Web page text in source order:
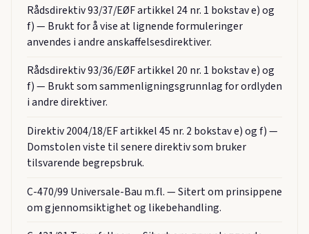
Rådsdirektiv 93/37/EØF artikkel 24 nr. 1 bokstav e) og
f) — Brukt for å vise at lignende formuleringer
anvendes i andre anskaffelsesdirektiver.
Rådsdirektiv 93/36/EØF artikkel 20 nr. 1 bokstav e) og
f) — Brukt som sammenligningsgrunnlag for ordlyden
i andre direktiver.
Direktiv 2004/18/EF artikkel 45 nr. 2 bokstav e) og f) —
Domstolen viste til senere direktiv som bruker
tilsvarende begrepsbruk.
C-470/99 Universale-Bau m.fl. — Sitert om prinsippene
om gjennomsiktighet og likebehandling.